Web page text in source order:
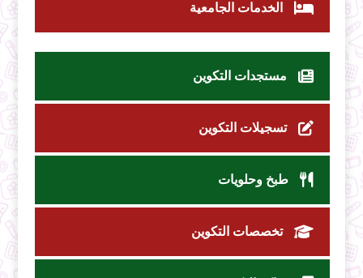
الخدمات الجامعية
مستجدات التكوين
تسجيلات التكوين
طبخ وحلويات
تخصصات التكوين